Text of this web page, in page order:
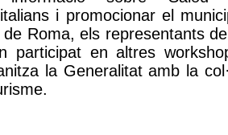
i promocionar el
Roma, els representants
participat en altres
la Generalitat amb la